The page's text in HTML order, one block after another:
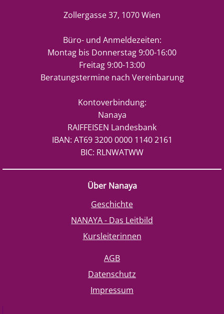
Über Nanaya
Geschichte
NANAYA - Das Leitbild
Kursleiterinnen
AGB
Datenschutz
Impressum
Zollergasse 37, 1070 Wien
Büro- und Anmeldezeiten:
Montag bis Donnerstag 9:00-16:00
Freitag 9:00-13:00
Beratungstermine nach Vereinbarung
Kontoverbindung:
Nanaya
RAIFFEISEN Landesbank
IBAN: AT69 3200 0000 1140 2161
BIC: RLNWATWW